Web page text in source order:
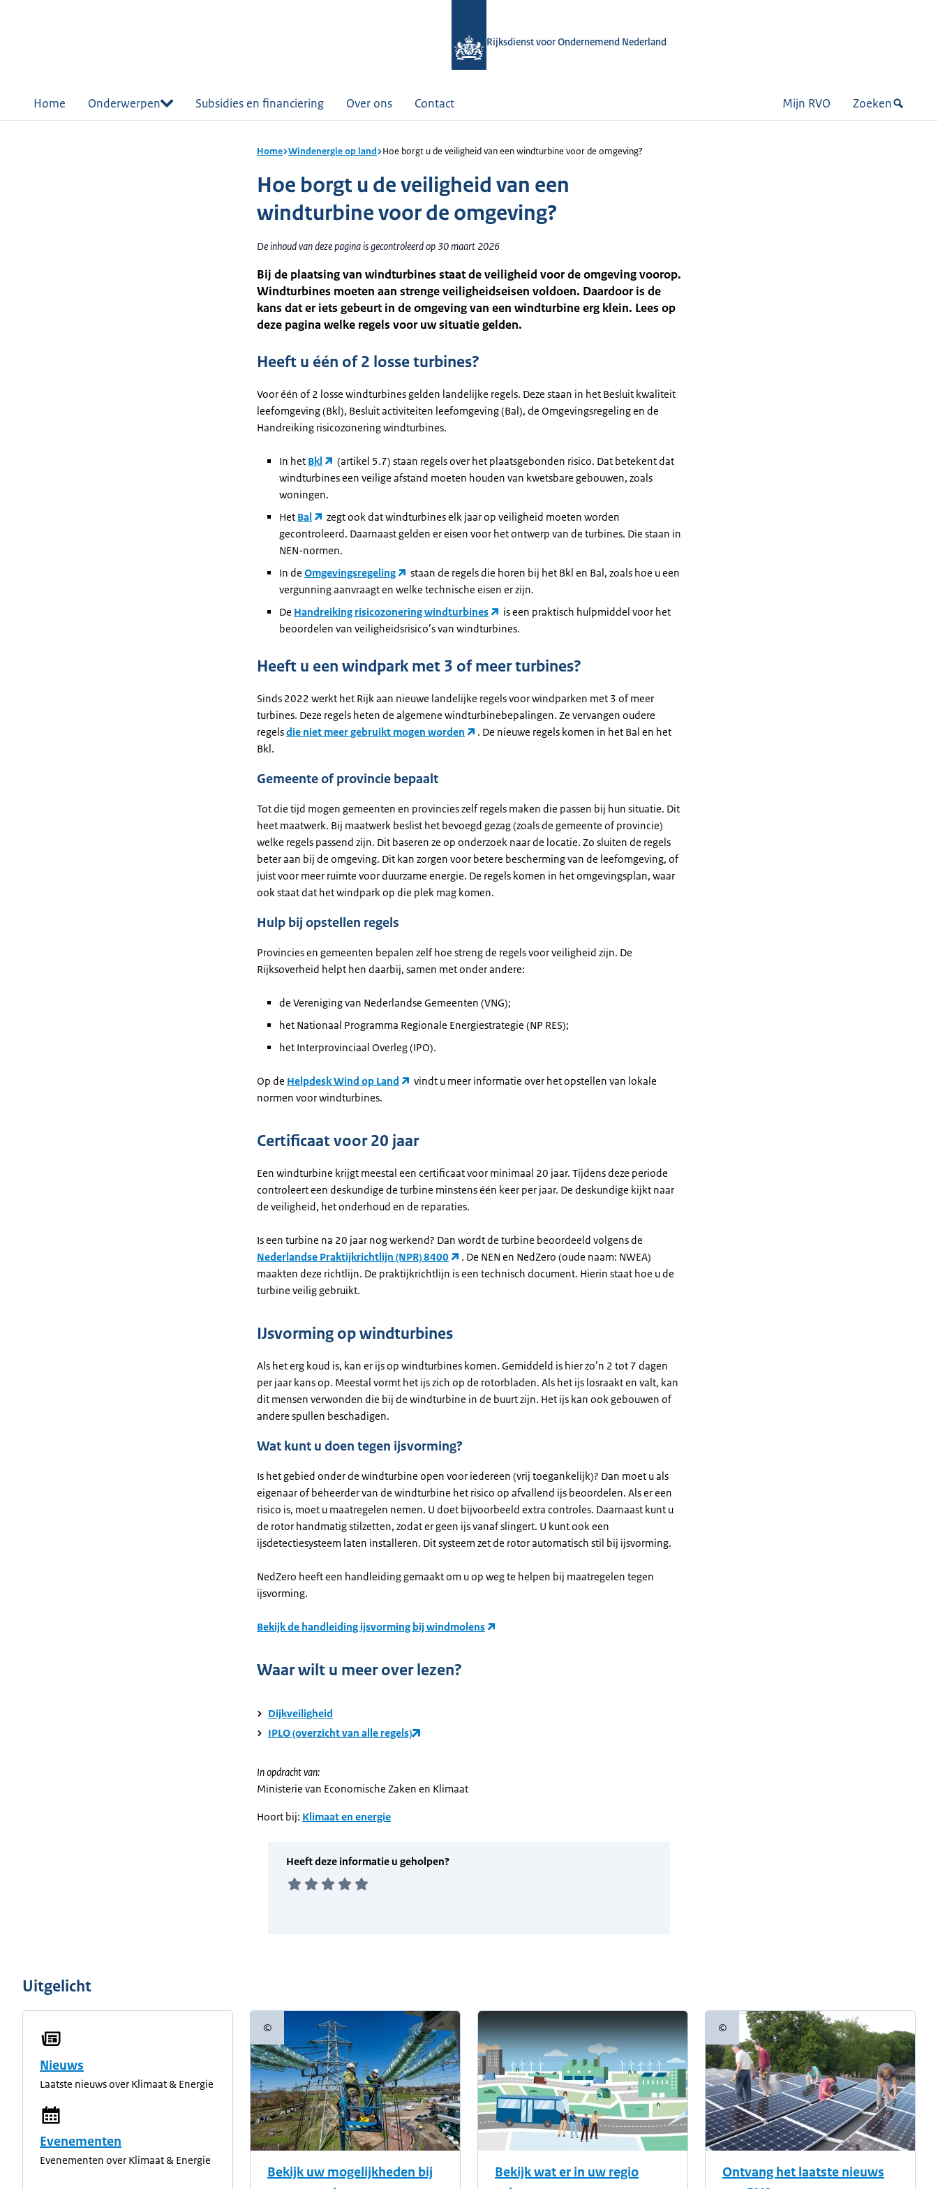
Rijksdienst voor Ondernemend Nederland
Home Onderwerpen Subsidies en financiering Over ons Contact Mijn RVO Zoeken
Home Windenergie op land Hoe borgt u de veiligheid van een windturbine voor de omgeving?
Hoe borgt u de veiligheid van een
windturbine voor de omgeving?
De inhoud van deze pagina is gecontroleerd op 30 maart 2026
Bij de plaatsing van windturbines staat de veiligheid voor de omgeving voorop.
Windturbines moeten aan strenge veiligheidseisen voldoen. Daardoor is de
kans dat er iets gebeurt in de omgeving van een windturbine erg klein. Lees op
deze pagina welke regels voor uw situatie gelden.
Heeft u één of 2 losse turbines?
Voor één of 2 losse windturbines gelden landelijke regels. Deze staan in het Besluit kwaliteit
leefomgeving (Bkl), Besluit activiteiten leefomgeving (Bal), de Omgevingsregeling en de
Handreiking risicozonering windturbines.
In het Bkl
(artikel 5.7) staan regels over het plaatsgebonden risico. Dat betekent dat
windturbines een veilige afstand moeten houden van kwetsbare gebouwen, zoals
woningen.
Het Bal
zegt ook dat windturbines elk jaar op veiligheid moeten worden
gecontroleerd. Daarnaast gelden er eisen voor het ontwerp van de turbines. Die staan in
NEN-normen.
In de Omgevingsregeling
staan de regels die horen bij het Bkl en Bal, zoals hoe u een
vergunning aanvraagt en welke technische eisen er zijn.
De Handreiking risicozonering windturbines
is een praktisch hulpmiddel voor het
beoordelen van veiligheidsrisico’s van windturbines.
Heeft u een windpark met 3 of meer turbines?
Sinds 2022 werkt het Rijk aan nieuwe landelijke regels voor windparken met 3 of meer
turbines. Deze regels heten de algemene windturbinebepalingen. Ze vervangen oudere
regelsdie niet meer gebruikt mogen worden
. De nieuwe regels komen in het Bal en het
Bkl.
Gemeente of provincie bepaalt
Tot die tijd mogen gemeenten en provincies zelf regels maken die passen bij hun situatie. Dit
heet maatwerk. Bij maatwerk beslist het bevoegd gezag (zoals de gemeente of provincie)
welke regels passend zijn. Dit baseren ze op onderzoek naar de locatie. Zo sluiten de regels
beter aan bij de omgeving. Dit kan zorgen voor betere bescherming van de leefomgeving, of
juist voor meer ruimte voor duurzame energie. De regels komen in het omgevingsplan, waar
ook staat dat het windpark op die plek mag komen.
Hulp bij opstellen regels
Provincies en gemeenten bepalen zelf hoe streng de regels voor veiligheid zijn. De
Rijksoverheid helpt hen daarbij, samen met onder andere:
de Vereniging van Nederlandse Gemeenten (VNG);
het Nationaal Programma Regionale Energiestrategie (NP RES);
het Interprovinciaal Overleg (IPO).
Op de Helpdesk Wind op Land
vindt u meer informatie over het opstellen van lokale
normen voor windturbines.
Certificaat voor 20 jaar
Een windturbine krijgt meestal een certificaat voor minimaal 20 jaar. Tijdens deze periode
controleert een deskundige de turbine minstens één keer per jaar. De deskundige kijkt naar
de veiligheid, het onderhoud en de reparaties.
Is een turbine na 20 jaar nog werkend? Dan wordt de turbine beoordeeld volgens de
Nederlandse Praktijkrichtlijn (NPR) 8400
. De NEN en NedZero (oude naam: NWEA)
maakten deze richtlijn. De praktijkrichtlijn is een technisch document. Hierin staat hoe u de
turbine veilig gebruikt.
IJsvorming op windturbines
Als het erg koud is, kan er ijs op windturbines komen. Gemiddeld is hier zo’n 2 tot 7 dagen
per jaar kans op. Meestal vormt het ijs zich op de rotorbladen. Als het ijs losraakt en valt, kan
dit mensen verwonden die bij de windturbine in de buurt zijn. Het ijs kan ook gebouwen of
andere spullen beschadigen.
Wat kunt u doen tegen ijsvorming?
Is het gebied onder de windturbine open voor iedereen (vrij toegankelijk)? Dan moet u als
eigenaar of beheerder van de windturbine het risico op afvallend ijs beoordelen. Als er een
risico is, moet u maatregelen nemen. U doet bijvoorbeeld extra controles. Daarnaast kunt u
de rotor handmatig stilzetten, zodat er geen ijs vanaf slingert. U kunt ook een
ijsdetectiesysteem laten installeren. Dit systeem zet de rotor automatisch stil bij ijsvorming.
NedZero heeft een handleiding gemaakt om u op weg te helpen bij maatregelen tegen
ijsvorming.
Bekijk de handleiding ijsvorming bij windmolens
Waar wilt u meer over lezen?
Dijkveiligheid
IPLO (overzicht van alle regels)
In opdracht van:
Ministerie van Economische Zaken en Klimaat
Hoort bij: Klimaat en energie
Uitgelicht
Nieuws
Laatste nieuws over Klimaat & Energie
Evenementen
Evenementen over Klimaat & Energie
©Copyrightinformatie
Bekijk uw mogelijkheden bij
Bekijk wat er in uw regio
©Copyrightinformatie
Ontvang het laatste nieuws